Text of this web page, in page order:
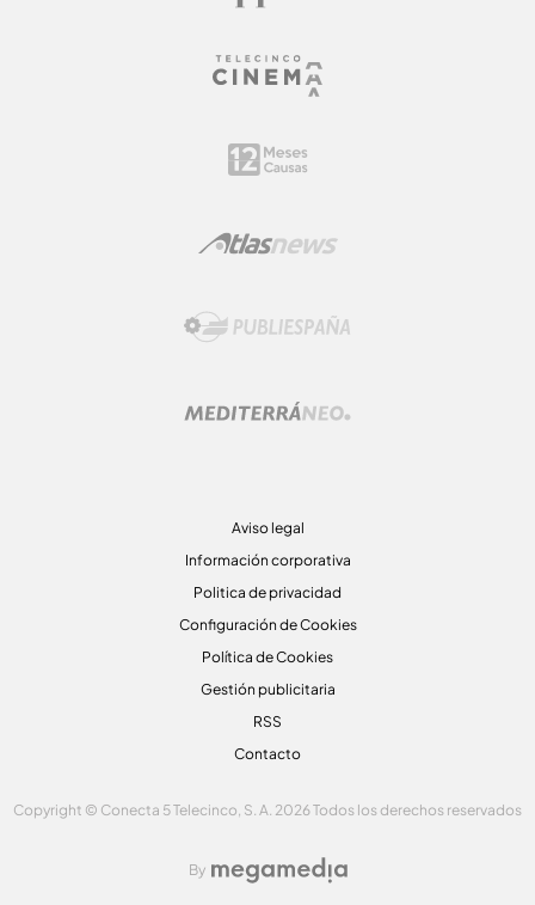
Aviso legal
Información corporativa
Politica de privacidad
Configuración de Cookies
Política de Cookies
Gestión publicitaria
RSS
Contacto
Copyright © Conecta 5 Telecinco, S. A. 2026 Todos los derechos reservados
By